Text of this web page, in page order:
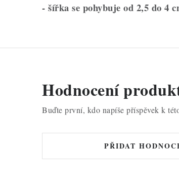
- šířka se pohybuje od 2,5 do 4
Hodnocení
Buďte první, kdo napíše příspěvek k
PŘIDAT